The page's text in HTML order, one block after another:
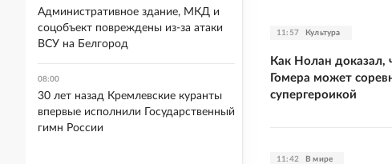
11:57 Культура
Как Нолан доказал,
Гомера может
супергероикой
11:42 В мире
Административное здание, МКД и
соцобъект повреждены из-за атаки
ВСУ на Белгород
08:00
30 лет назад Кремлевские куранты
впервые исполнили Государственный
гимн России